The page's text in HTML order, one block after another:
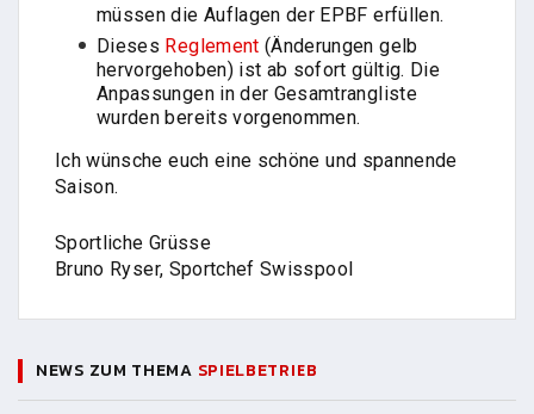
müssen die Auflagen der EPBF erfüllen.
Dieses Reglement (Änderungen gelb
hervorgehoben) ist ab sofort gültig. Die
Anpassungen in der Gesamtrangliste
wurden bereits vorgenommen.
Ich wünsche euch eine schöne und spannende
Saison.
Sportliche Grüsse
Bruno Ryser, Sportchef Swisspool
NEWS ZUM THEMA SPIELBETRIEB